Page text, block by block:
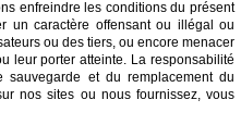
enfreindre les conditions du présent
un caractère offensant ou illégal ou
ou des tiers, ou encore menacer
leur porter atteinte. La responsabilité
et du remplacement du
nos sites ou nous fournissez, vous